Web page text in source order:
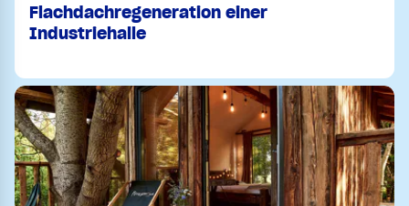
Flachdachregeneration einer
Industriehalle